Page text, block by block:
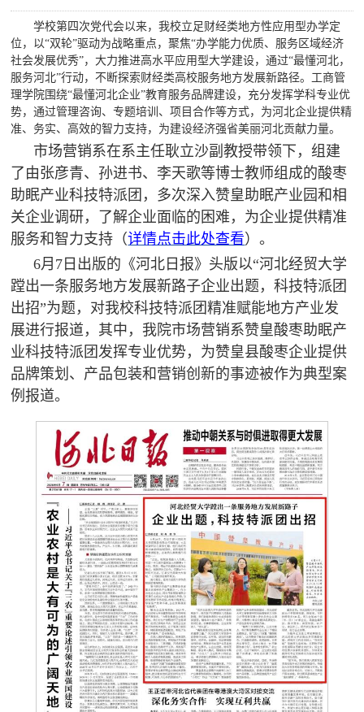
学校第四次党代会以来，我校立足财经类地方性应用型办学定
位，以“双轮”驱动为战略重点，聚焦“办学能力优质、服务区域经济
社会发展优秀”，大力推进高水平应用型大学建设，通过“最懂河北，
服务河北”行动，不断探索财经类高校服务地方发展新路径。工商管
理学院围绕“最懂河北企业”教育服务品牌建设，充分发挥学科专业优
势，通过管理咨询、专题培训、项目合作等方式，为河北企业提供精
准、务实、高效的智力支持，为建设经济强省美丽河北贡献力量。
市场营销系在系主任耿立沙副教授带领下，组建
了由张彦青、孙进书、李天歌等博士教师组成的酸枣
助眠产业科技特派团，多次深入赞皇助眠产业园和相
关企业调研，了解企业面临的困难，为企业提供精准
服务和智力支持 （详情点击此处查看）。
6月7日出版的《河北日报》头版以“河北经贸大学
蹚出一条服务地方发展新路子企业出题，科技特派团
出招”为题 ，对我校科技特派团精准赋能地方产业发
展进行报道，其中，我院市场营销系赞皇酸枣助眠产
业科技特派团发挥专业优势，为赞皇县酸枣企业提供
品牌策划、产品包装和营销创新的事迹被作为典型案
例报道。